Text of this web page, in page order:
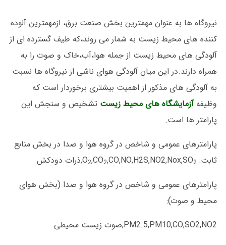
نیروگاه ها به عنوان مهمترین بخش صنعت برق، ازمهمترین آلوده
کننده های محیط زیست به شمار می روند،که طیف گسترده ای از
آلودگی های محیط زیست از جمله هوا،آب،خاک و صوت را به
همراه دارند.در این میان آلودگی هوای ناشی از نیروگاه ها نسبت
به آلودگی های مذکور از اهمیت بیشتری برخوردار است که
وظیفهآزمایشگاه های محیط زیست تشخیص و سنجش این
پارامتر ها است.
پارامترهای عمومی و شاخص در گروه هوا و صدا در بخش منابع
ثابت: O
2,CO2,CO,NO,H2S,NO2,Nox,SO2
,ذرات دودکش
پارامترهای عمومی و شاخص در گروه هوا و صدا (بخش هوای
محیط و صوت):
PM2.5,PM10,CO,SO2,NO2,صوت زیست محیطی